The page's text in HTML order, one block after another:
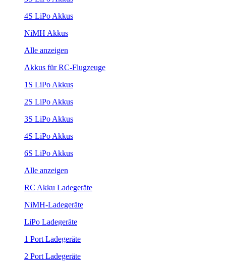
4S LiPo Akkus
NiMH Akkus
Alle anzeigen
Akkus für RC-Flugzeuge
1S LiPo Akkus
2S LiPo Akkus
3S LiPo Akkus
4S LiPo Akkus
6S LiPo Akkus
Alle anzeigen
RC Akku Ladegeräte
NiMH-Ladegeräte
LiPo Ladegeräte
1 Port Ladegeräte
2 Port Ladegeräte